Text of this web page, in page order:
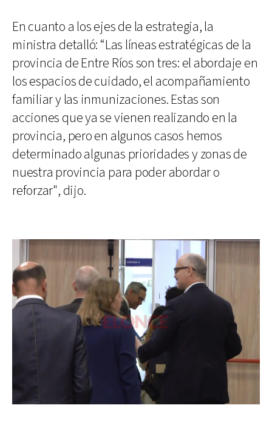
En cuanto a los ejes de la estrategia, la
ministra detalló: “Las líneas estratégicas de la
provincia de Entre Ríos son tres: el abordaje en
los espacios de cuidado, el acompañamiento
familiar y las inmunizaciones. Estas son
acciones que ya se vienen realizando en la
provincia, pero en algunos casos hemos
determinado algunas prioridades y zonas de
nuestra provincia para poder abordar o
reforzar", dijo.